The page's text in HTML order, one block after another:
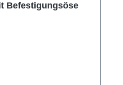
Befestigungsöse